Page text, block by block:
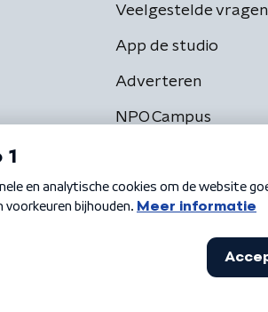
Veelgestelde vragen
App de studio
Adverteren
NPO Campus